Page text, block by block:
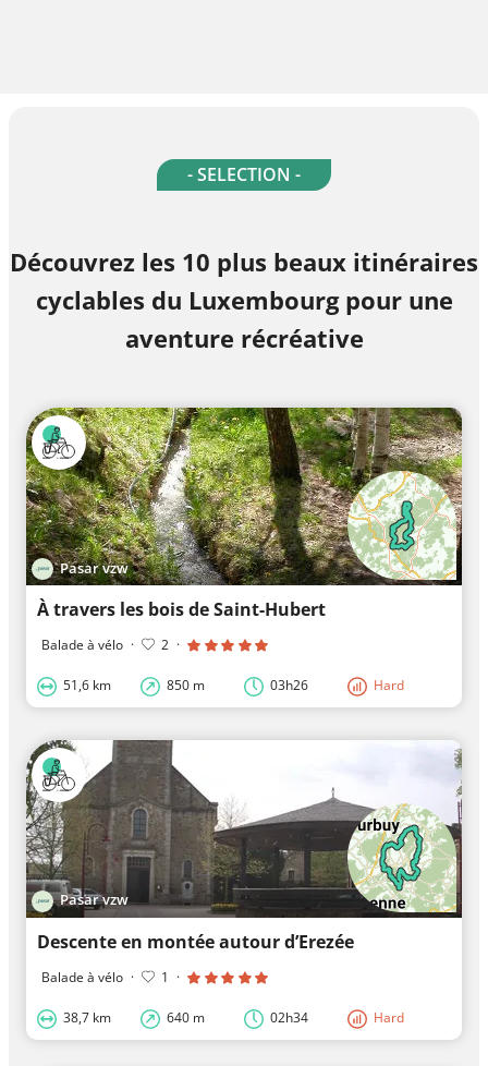
- SELECTION -
Découvrez les 10 plus beaux itinéraires
cyclables du Luxembourg pour une
aventure récréative
Pasar vzw
À travers les bois de Saint-Hubert
Balade à vélo · 2 ·
51,6 km 850 m 03h26 Hard
Pasar vzw
Descente en montée autour d’Erezée
Balade à vélo · 1 ·
38,7 km 640 m 02h34 Hard